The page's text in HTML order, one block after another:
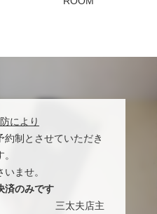
により
約制とさせていただき
。
ませ。
済のみです
三太夫店主